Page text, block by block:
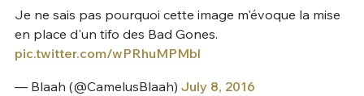
Je ne sais pas pourquoi cette image m'évoque la mise
en place d'un tifo des Bad Gones.
pic.twitter.com/wPRhuMPMbl
— Blaah (@CamelusBlaah) July 8, 2016